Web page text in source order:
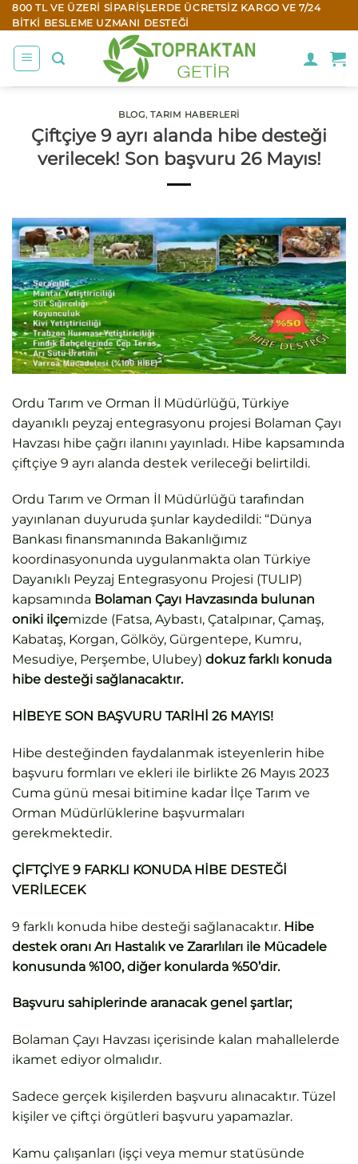
İçeriğe
atla
800 TL VE ÜZERI SIPARIŞLERDE ÜCRETSIZ KARGO VE 7/24
BITKI BESLEME UZMANI DESTEĞI
BLOG,TARIM HABERLERI
Çiftçiye 9 ayrı alanda hibe desteği
verilecek! Son başvuru 26 Mayıs!
Ordu Tarım ve Orman İl Müdürlüğü, Türkiye
dayanıklı peyzaj entegrasyonu projesi Bolaman Çayı
Havzası hibe çağrı ilanını yayınladı. Hibe kapsamında
çiftçiye 9 ayrı alanda destek verileceği belirtildi.
Ordu Tarım ve Orman İl Müdürlüğü tarafından
yayınlanan duyuruda şunlar kaydedildi: “Dünya
Bankası finansmanında Bakanlığımız
koordinasyonunda uygulanmakta olan Türkiye
Dayanıklı Peyzaj Entegrasyonu Projesi (TULIP)
kapsamında Bolaman Çayı Havzasında bulunan
oniki ilçemizde (Fatsa, Aybastı, Çatalpınar, Çamaş,
Kabataş, Korgan, Gölköy, Gürgentepe, Kumru,
Mesudiye, Perşembe, Ulubey) dokuz farklı konuda
hibe desteği sağlanacaktır.
HİBEYE SON BAŞVURU TARİHİ 26 MAYIS!
Hibe desteğinden faydalanmak isteyenlerin hibe
başvuru formları ve ekleri ile birlikte 26 Mayıs 2023
Cuma günü mesai bitimine kadar İlçe Tarım ve
Orman Müdürlüklerine başvurmaları
gerekmektedir.
ÇİFTÇİYE 9 FARKLI KONUDA HİBE DESTEĞİ
VERİLECEK
9 farklı konuda hibe desteği sağlanacaktır. Hibe
destek oranı Arı Hastalık ve Zararlıları ile Mücadele
konusunda %100, diğer konularda %50’dir.
Başvuru sahiplerinde aranacak genel şartlar;
Bolaman Çayı Havzası içerisinde kalan mahallelerde
ikamet ediyor olmalıdır.
Sadece gerçek kişilerden başvuru alınacaktır. Tüzel
kişiler ve çiftçi örgütleri başvuru yapamazlar.
Kamu çalışanları (işçi veya memur statüsünde